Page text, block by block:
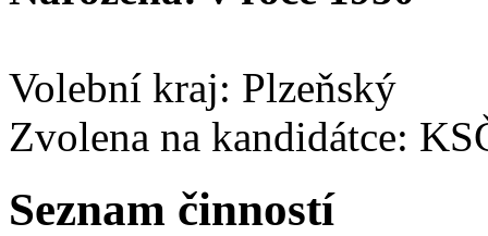
Volební kraj: Plzeňský
Zvolena na kandidátce:
Seznam činností